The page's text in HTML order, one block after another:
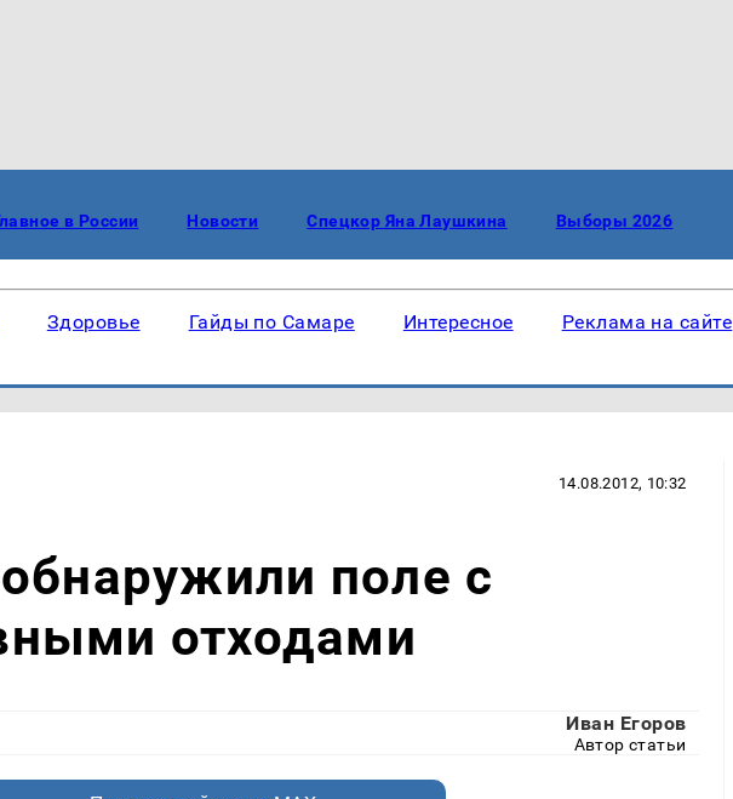
в России Новости Спецкор Яна Лаушкина Выборы 2026
Здоровье Гайды по Самаре Интересное Реклама на сайте
14.08.2012, 10:32
поле с
отходами
Иван Егоров
Автор статьи